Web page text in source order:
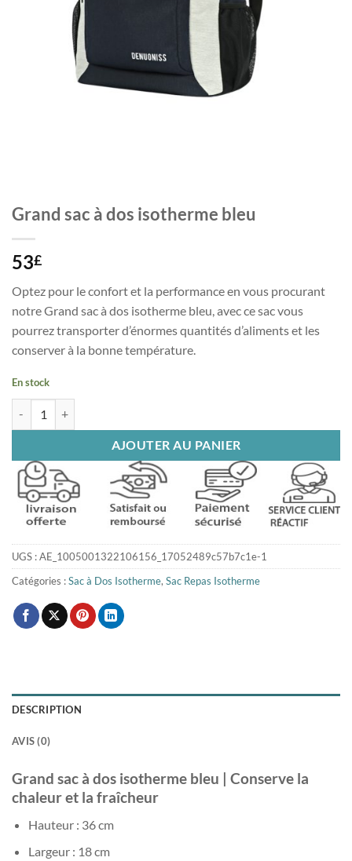
Grand sac à dos isotherme bleu
53£
Optez pour le confort et la performance en vous procurant
notre Grand sac à dos isotherme bleu, avec ce sac vous
pourrez transporter d’énormes quantités d’aliments et les
conserver à la bonne température.
En stock
AJOUTER AU PANIER
UGS :AE_1005001322106156_17052489c57b7c1e-1
Catégories :Sac à Dos Isotherme, Sac Repas Isotherme
DESCRIPTION
AVIS (0)
Grand sac à dos isotherme bleu | Conserve la
chaleur et la fraîcheur
Hauteur : 36 cm
Largeur : 18 cm